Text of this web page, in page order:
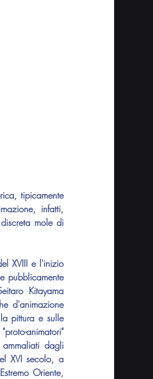
tipicamente
infatti,
mole di
XVIII e l'inizio
pubblicamente
Kitayama
d'animazione
pittura e sulle
animatori"
dagli
XVI secolo, a
Oriente,